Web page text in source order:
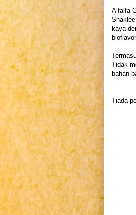
Alfalfa
kaya
Tidak
bahan-
Tiada